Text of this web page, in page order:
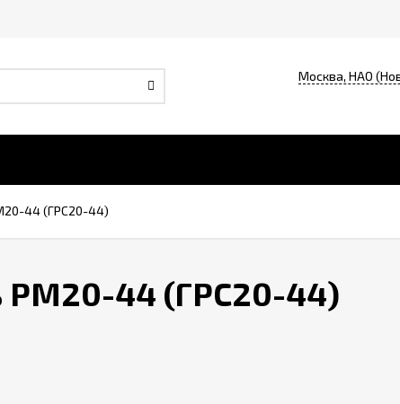
Москва, НАО
44 (ГРС20-44)
РМ20-44 (ГРС20-44)